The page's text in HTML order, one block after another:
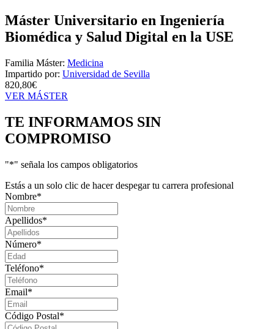
Máster Universitario en Ingeniería
Biomédica y Salud Digital en la USE
Familia Máster: Medicina
Impartido por: Universidad de Sevilla
820,80€
VER MÁSTER
TE INFORMAMOS SIN
COMPROMISO
"*" señala los campos obligatorios
Estás a un solo clic de hacer despegar tu carrera profesional
Nombre*
Apellidos*
Número*
Teléfono*
Email*
Código Postal*